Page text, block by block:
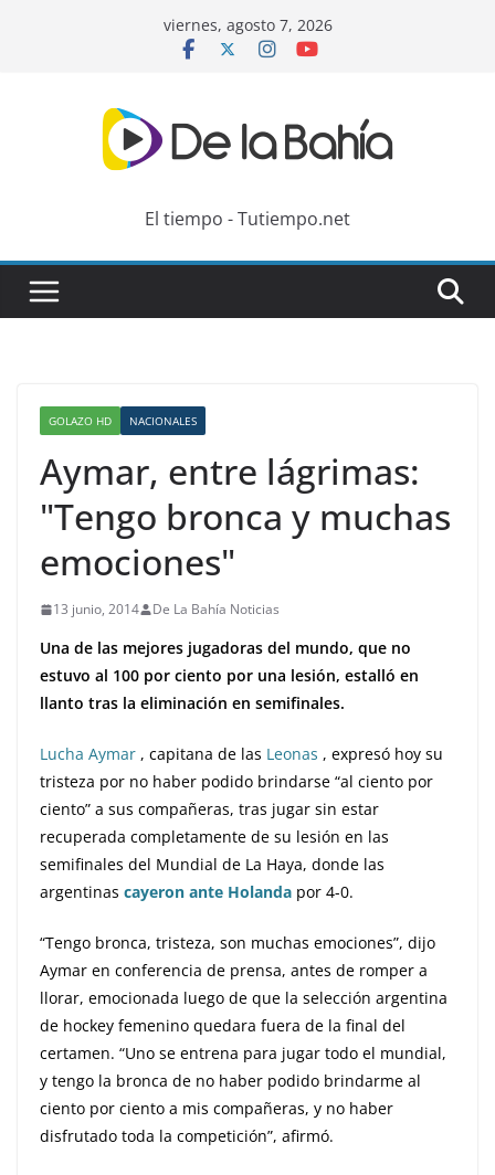
viernes, agosto 7, 2026
El tiempo - Tutiempo.net
GOLAZO HD NACIONALES
Aymar, entre lágrimas:
"Tengo bronca y muchas
emociones"
13 junio, 2014 De La Bahía Noticias
Una de las mejores jugadoras del mundo, que no
estuvo al 100 por ciento por una lesión, estalló en
llanto tras la eliminación en semifinales.
Lucha Aymar , capitana de las Leonas , expresó hoy su
tristeza por no haber podido brindarse “al ciento por
ciento” a sus compañeras, tras jugar sin estar
recuperada completamente de su lesión en las
semifinales del Mundial de La Haya, donde las
argentinas cayeron ante Holanda por 4-0.
“Tengo bronca, tristeza, son muchas emociones”, dijo
Aymar en conferencia de prensa, antes de romper a
llorar, emocionada luego de que la selección argentina
de hockey femenino quedara fuera de la final del
certamen. “Uno se entrena para jugar todo el mundial,
y tengo la bronca de no haber podido brindarme al
ciento por ciento a mis compañeras, y no haber
disfrutado toda la competición”, afirmó.